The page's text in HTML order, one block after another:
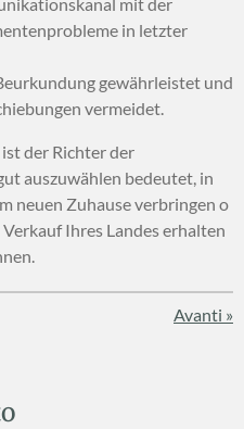
in letzter
gewährleistet und
vermeidet.
der Richter der
auszuwählen bedeutet, in
neuen Zuhause verbringen o
Ihres Landes erhalten
Avanti »